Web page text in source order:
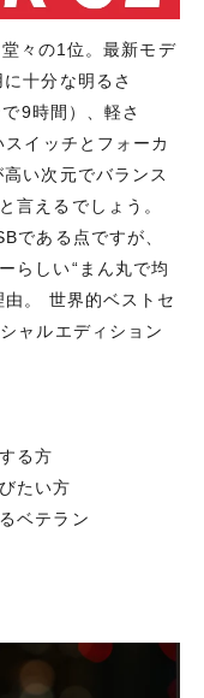
々の1位。最新モデ
十分な明るさ
9時間）、軽さ
イッチとフォーカ
い次元でバランス
言えるでしょう。
である点ですが、
らしい“まん丸で均
。 世界的ベストセ
ャルエディション
る方
たい方
ベテラン